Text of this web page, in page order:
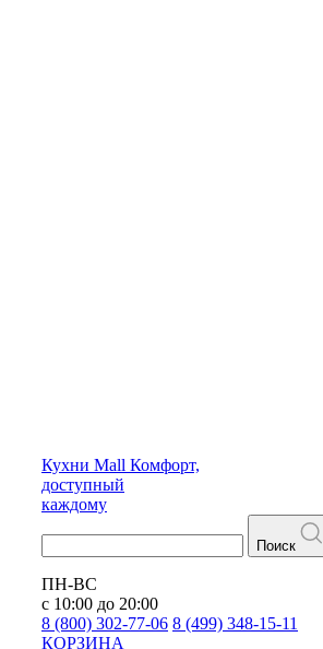
Кухни Mall Комфорт,
доступный
каждому
Поиск
ПН-ВС
с 10:00 до 20:00
8 (800) 302-77-06 8 (499) 348-15-11
КОРЗИНА